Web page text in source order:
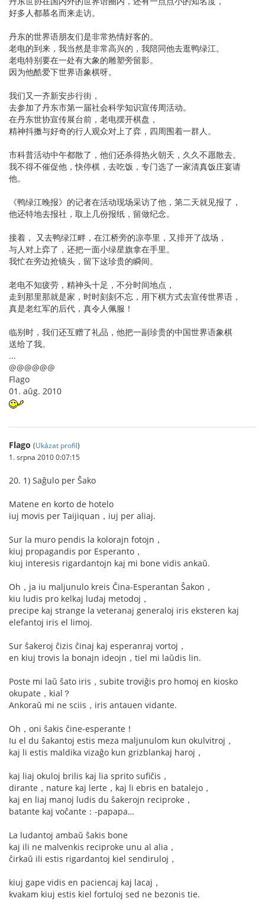
好多人都慕名而来走访。
丹东的世界语朋友们是非常热情好客的。
老电的到来，我当然是非常高兴的，我陪同他去逛鸭绿江。
老电特别要在一处有大象的雕塑旁留影。
因为他酷爱下世界语象棋呀。
我们又一齐新安步行街，
去参加了丹东市第一届社会科学知识宣传周活动。
在丹东世协宣传展台前，老电摆开棋盘，
精神抖擞与好奇的行人观众对上了弈，四周围着一群人。
市科普活动中午都散了，他们还杀得热火朝天，久久不愿散去。
我不得不催促他，快停棋，去吃饭，专门选了一家清真饭庄宴请
他。
《鸭绿江晚报》的记者在活动现场采访了他，第二天就见报了，
他还特地去报社，取上几份报纸，留做纪念。
接着， 又去鸭绿江畔，在江桥旁的凉亭里，又排开了战场，
与人对上弈了，还把一面小绿星旗拿在手里。
我忙在旁边抢镜头，留下这珍贵的瞬间。
老电不知疲劳，精神头十足，不分时间地点，
走到那里那就是家，时时刻刻不忘，用下棋方式去宣传世界语，
真是老红军的后代，真令人佩服！
临别时，我们还互赠了礼品，他把一副珍贵的中国世界语象棋
送给了我。
...
@@@@@@
Flago
01. aŭg. 2010
Flago (Ukázat profil)
1. srpna 2010 0:07:15
20. 1) Saĝulo per Ŝako
Matene en korto de hotelo
iuj movis per Taijiquan，iuj per aliaj.
Sur la muro pendis la kolorajn fotojn，
kiuj propagandis por Esperanto，
kiuj interesis rigardantojn kaj mi bone vidis ankaŭ.
Oh，ja iu maljunulo kreis Ĉina-Esperantan Ŝakon，
kiu ludis pro kelkaj ludaj metodoj，
precipe kaj strange la veteranaj generaloj iris eksteren kaj
elefantoj iris el limoj.
Sur ŝakeroj ĉizis ĉinaj kaj esperanraj vortoj，
en kiuj trovis la bonajn ideojn，tiel mi laŭdis lin.
Poste mi laŭ ŝato iris，subite troviĝis pro homoj en kiosko
okupate，kial？
Ankoraŭ mi ne sciis，iris antauen vidante.
Oh，oni ŝakis ĉine-esperante！
Iu el du ŝakantoj estis meza maljunulom kun okulvitroj，
kaj li estis maldika vizaĝo kun grizblankaj haroj，
kaj liaj okuloj brilis kaj lia sprito sufiĉis，
dirante，nature kaj lerte，kaj li ebris en batalejo，
kaj en liaj manoj ludis du ŝakerojn reciproke，
batante kaj voĉante：-papapa…
La ludantoj ambaŭ ŝakis bone
kaj ili ne malvenkis reciproke unu al alia，
ĉirkaŭ ili estis rigardantoj kiel sendiruloj，
kiuj gape vidis en paciencaj kaj lacaj，
kvakam kiuj estis kiel fortuloj sed ne bezonis tie.